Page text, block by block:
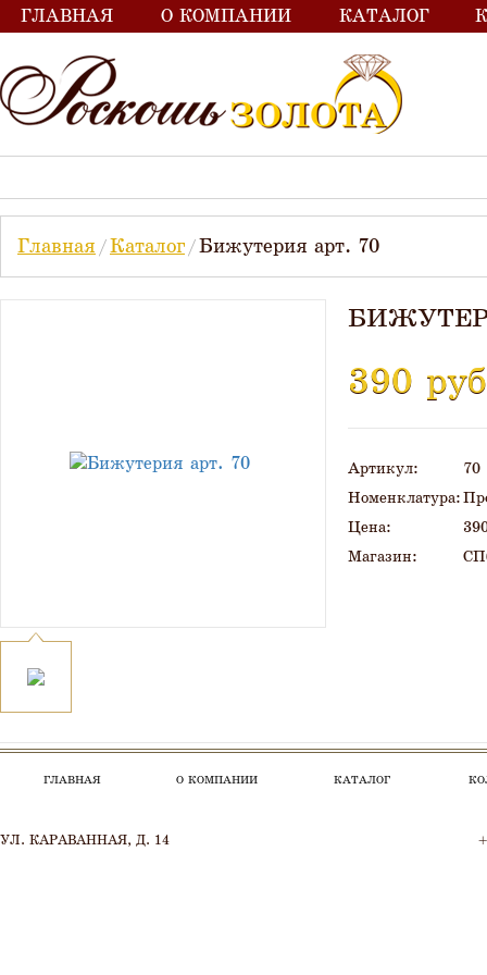
ГЛАВНАЯ О КОМПАНИИ КАТАЛОГ
Главная Каталог Бижутерия арт. 70
390
Артикул
70
Номенклатура
Цена
Магазин
ГЛАВНАЯ О КОМПАНИИ КАТАЛОГ
УЛ. КАРАВАННАЯ, Д. 14